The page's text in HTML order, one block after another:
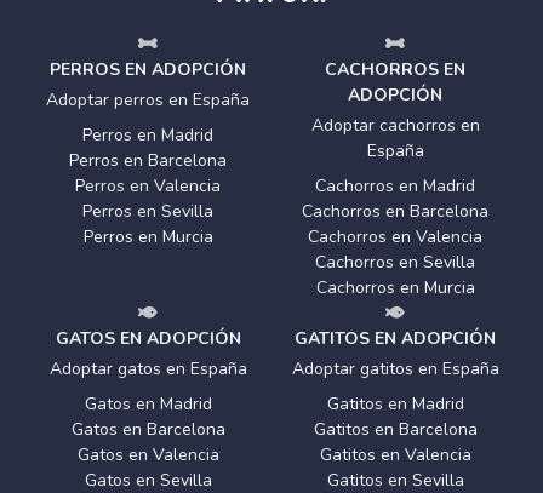
PERROS EN ADOPCIÓN
Adoptar perros en España
Perros en Madrid
Perros en Barcelona
Perros en Valencia
Perros en Sevilla
Perros en Murcia
CACHORROS EN
ADOPCIÓN
Adoptar cachorros en
España
Cachorros en Madrid
Cachorros en Barcelona
Cachorros en Valencia
Cachorros en Sevilla
Cachorros en Murcia
GATOS EN ADOPCIÓN
Adoptar gatos en España
Gatos en Madrid
Gatos en Barcelona
Gatos en Valencia
Gatos en Sevilla
GATITOS EN ADOPCIÓN
Adoptar gatitos en España
Gatitos en Madrid
Gatitos en Barcelona
Gatitos en Valencia
Gatitos en Sevilla